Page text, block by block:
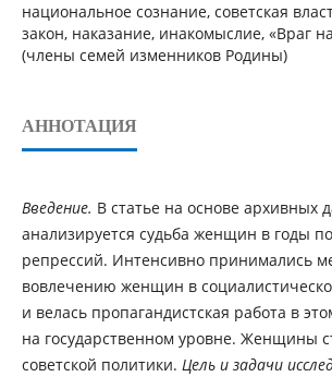
национальное сознание, советская
закон, наказание, инакомыслие, «Враг
(члены семей изменников Родины)
АННОТАЦИЯ
Введение. В статье на основе архивных
анализируется судьба женщин в годы
репрессий. Интенсивно принимались
вовлечению женщин в
и велась пропагандистская работа в
на государственном уровне. Женщины
советской политики. Цель и задачи